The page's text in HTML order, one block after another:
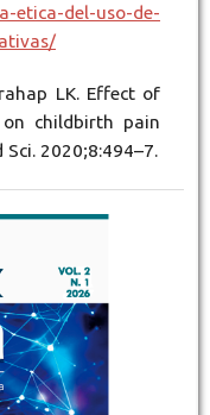
etica-del-uso-de-
LK. Effect of
childbirth pain
Sci. 2020;8:494–7.